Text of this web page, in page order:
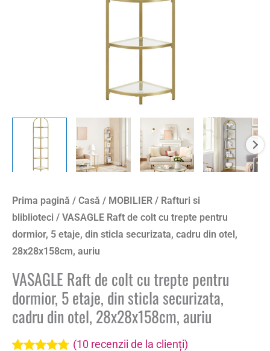
Prima pagină / Casă / MOBILIER / Rafturi si
bliblioteci / VASAGLE Raft de colt cu trepte pentru
dormior, 5 etaje, din sticla securizata, cadru din otel,
28x28x158cm, auriu
VASAGLE Raft de colt cu trepte pentru
dormior, 5 etaje, din sticla securizata,
cadru din otel, 28x28x158cm, auriu
(10 recenzii de la clienți)
din
28x28x158cm,
auriu